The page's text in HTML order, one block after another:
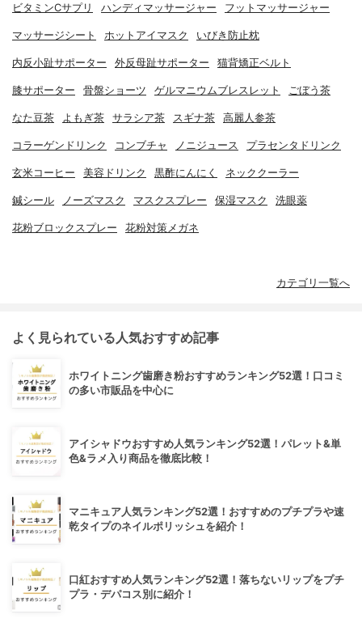
ビタミンCサプリ ハンディマッサージャー フットマッサージャー
マッサージシート ホットアイマスク いびき防止枕
内反小趾サポーター 外反母趾サポーター 猫背矯正ベルト
膝サポーター 骨盤ショーツ ゲルマニウムブレスレット ごぼう茶
なた豆茶 よもぎ茶 サラシア茶 スギナ茶 高麗人参茶
コラーゲンドリンク コンブチャ ノニジュース プラセンタドリンク
玄米コーヒー 美容ドリンク 黒酢にんにく ネッククーラー
鍼シール ノーズマスク マスクスプレー 保湿マスク 洗眼薬
花粉ブロックスプレー 花粉対策メガネ
カテゴリ一覧へ
よく見られている人気おすすめ記事
ホワイトニング歯磨き粉おすすめランキング52選！口コミ
の多い市販品を中心に
アイシャドウおすすめ人気ランキング52選！パレット&単
色&ラメ入り商品を徹底比較！
マニキュア人気ランキング52選！おすすめのプチプラや速
乾タイプのネイルポリッシュを紹介！
口紅おすすめ人気ランキング52選！落ちないリップをプチ
プラ・デパコス別に紹介！